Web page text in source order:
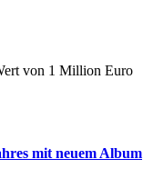
von 1 Million Euro
mit neuem Album